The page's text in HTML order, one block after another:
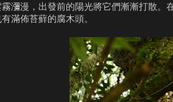
瀰漫，出發前的陽光將它們漸漸打散
滿佈苔蘚的腐木頭。